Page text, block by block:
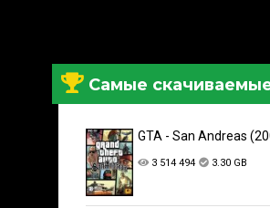
Самые
GTA - San Andreas
3 514 494 3.30 GB